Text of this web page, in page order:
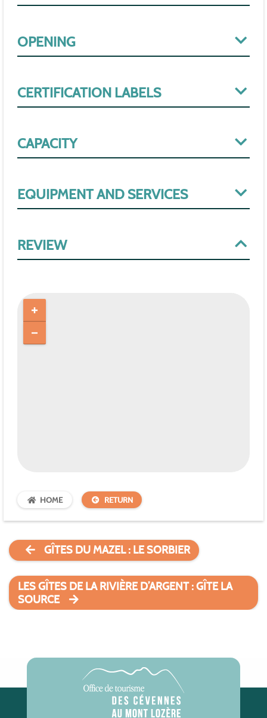
OPENING
CERTIFICATION LABELS
CAPACITY
EQUIPMENT AND SERVICES
REVIEW
HOME RETURN
GÎTES DU MAZEL : LE SORBIER
LES GÎTES DE LA RIVIÈRE D’ARGENT : GÎTE LA
SOURCE